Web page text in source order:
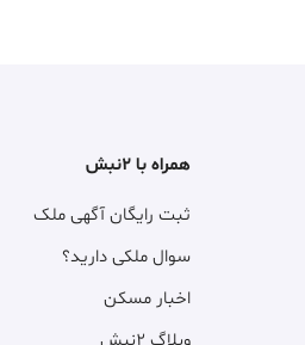
همراه با ۲نبش
ثبت رایگان آگهی ملک
سوال ملکی دارید؟
اخبار مسکن